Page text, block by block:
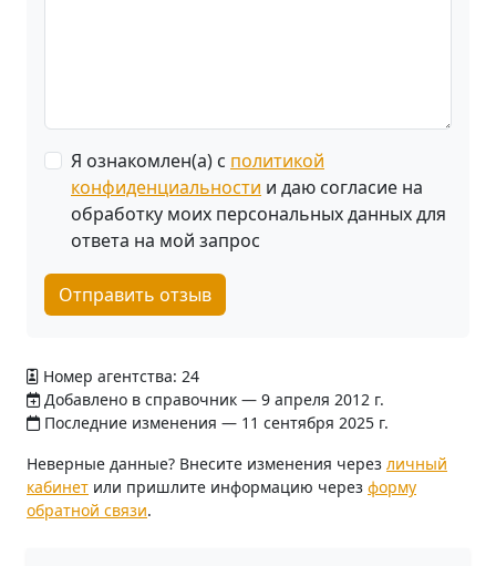
Я ознакомлен(а) с политикой
конфиденциальности и даю согласие на
обработку моих персональных данных для
ответа на мой запрос
Отправить отзыв
Номер агентства: 24
Добавлено в справочник — 9 апреля 2012 г.
Последние изменения — 11 сентября 2025 г.
Неверные данные? Внесите изменения через личный
кабинет или пришлите информацию через форму
обратной связи.